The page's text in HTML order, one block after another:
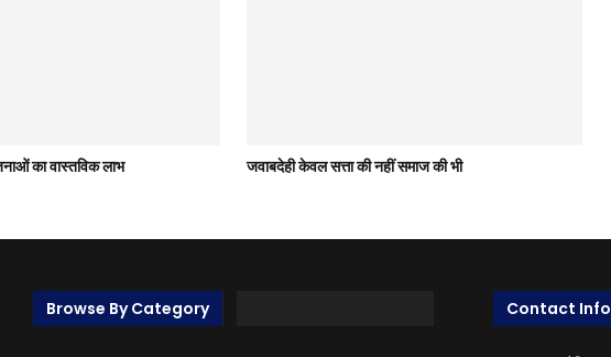
का वास्तविक लाभ जवाबदेही केवल सत्ता की नहीं समाज की भी
Browse By Category Contact Info